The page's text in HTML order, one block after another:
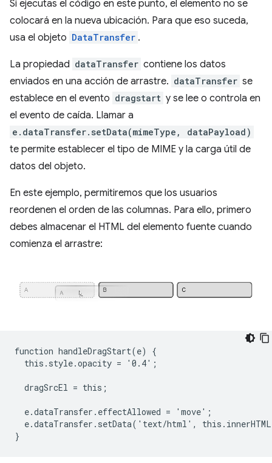
Si ejecutas el código en este punto, el elemento no se
colocará en la nueva ubicación. Para que eso suceda,
usa el objeto DataTransfer .
La propiedad dataTransfer contiene los datos
enviados en una acción de arrastre. dataTransfer se
establece en el evento dragstart y se lee o controla en
el evento de caída. Llamar a
e.dataTransfer.setData(mimeType, dataPayload)
te permite establecer el tipo de MIME y la carga útil de
datos del objeto.
En este ejemplo, permitiremos que los usuarios
reordenen el orden de las columnas. Para ello, primero
debes almacenar el HTML del elemento fuente cuando
comienza el arrastre:
function handleDragStart(e) {
  this.style.opacity = '0.4';
  dragSrcEl = this;
  e.dataTransfer.effectAllowed = 'move';
e.dataTransfer.setData('text/html',